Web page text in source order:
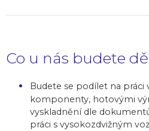
Co u nás budete
Budete se podílet na práci
komponenty, hotovými
vyskladnění dle
práci s vysokozdvižným